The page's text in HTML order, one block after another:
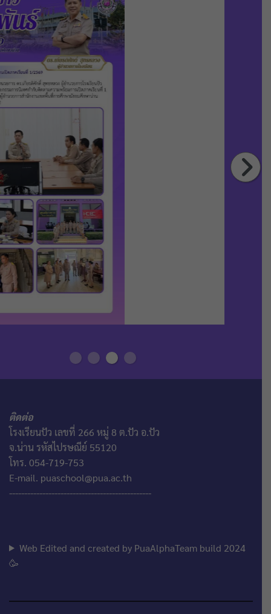
ติดต่อ
โรงเรียนปัว เลขที่ 266 หมู่ 8 ต.ปัว อ.ปัว
จ.น่าน รหัสไปรษณีย์ 55120
โทร. 054-719-753
E-mail. puaschool@pua.ac.th
-----------------------------------------------
Web Edited and created by PuaAlphaTeam build 2024
🥳